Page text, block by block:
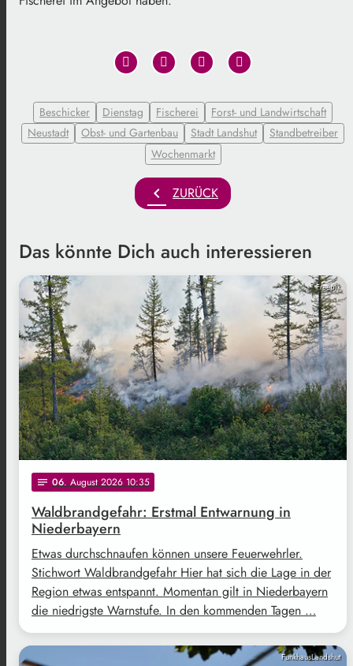
Beschicker Dienstag Fischerei
Forst- und Landwirtschaft
Neustadt
Obst- und Gartenbau Stadt Landshut
Standbetreiber
Wochenmarkt
chevron_left ZURÜCK
Das könnte Dich auch interessieren
Freepik
notes 06. August 2026 10:35
Waldbrandgefahr: Erstmal Entwarnung in
Niederbayern
Etwas durchschnaufen können unsere Feuerwehrler.
Stichwort Waldbrandgefahr Hier hat sich die Lage in der
Region etwas entspannt. Momentan gilt in Niederbayern
die niedrigste Warnstufe. In den kommenden Tagen …
FunkhausLandshut